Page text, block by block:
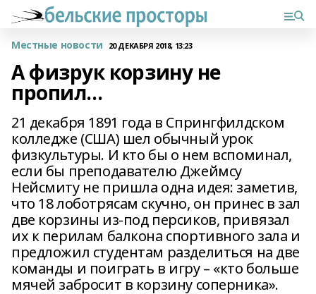
Местные новости 20 ДЕКАБРЯ 2018, 13:23
А физрук корзину не
пропил…
21 декабря 1891 года в Спрингфилдском
колледже (США) шел обычный урок
физкультуры. И кто бы о нем вспоминал,
если бы преподавателю Джеймсу
Нейсмиту не пришла одна идея: заметив,
что 18 лоботрясам скучно, он принес в зал
две корзины из-под персиков, привязал
их к перилам балкона спортивного зала и
предложил студентам разделиться на две
команды и поиграть в игру – «кто больше
мячей забросит в корзину соперника».